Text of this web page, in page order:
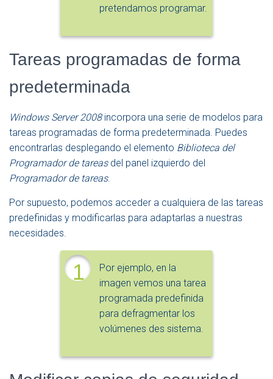
pretendamos programar.
Tareas programadas de forma
predeterminada
Windows Server 2008incorpora una serie de modelos para
tareas programadas de forma predeterminada. Puedes
encontrarlas desplegando el elemento Biblioteca del
Programador de tareasdel panel izquierdo del
Programador de tareas.
Por supuesto, podemos acceder a cualquiera de las tareas
predefinidas y modificarlas para adaptarlas a nuestras
necesidades.
1
Por ejemplo, en la
imagen vemos una tarea
programada predefinida
para defragmentar los
volúmenes des sistema.